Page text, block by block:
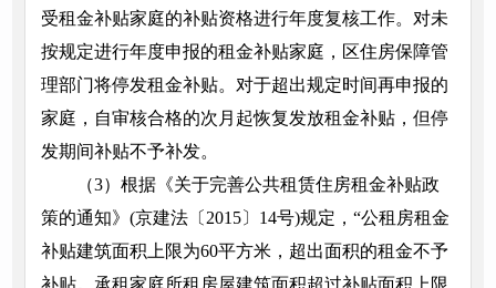
受租金补贴家庭的补贴资格进行年度复核工作。对未
按规定进行年度申报的租金补贴家庭，区住房保障管
理部门将停发租金补贴。对于超出规定时间再申报的
家庭，自审核合格的次月起恢复发放租金补贴，但停
发期间补贴不予补发。
（3）根据《关于完善公共租赁住房租金补贴政
策的通知》(京建法〔2015〕14号)规定，“公租房租金
补贴建筑面积上限为60平方米，超出面积的租金不予